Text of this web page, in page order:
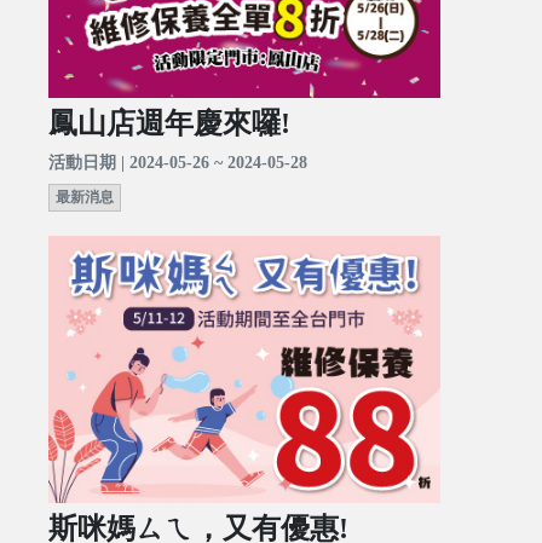
鳳山店週年慶來囉!
活動日期 | 2024-05-26 ~ 2024-05-28
最新消息
斯咪媽ㄙㄟ，又有優惠!